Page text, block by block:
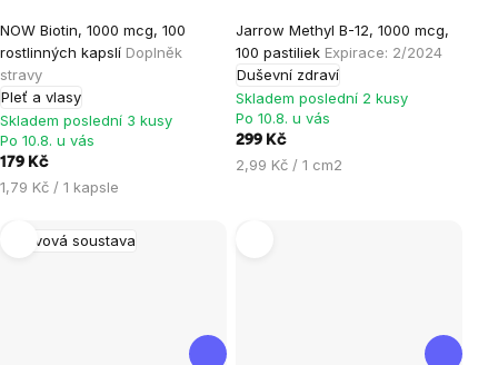
NOW Biotin, 1000 mcg, 100
rostlinných kapslí Doplněk
stravy
Pleť a vlasy
Skladem poslední 3 kusy
Po 10.8. u vás
179 Kč
Měrná
1,79 Kč / 1 kapsle
Jarrow Methyl B-12, 1000 mcg,
100 pastiliek Expirace: 2/2024
Duševní zdraví
hodnocení
produktu
je
0,0
z
5
Skladem poslední 2 kusy
Po 10.8. u vás
299 Kč
Měrná
2,99 Kč / 1 cm2
Nervová soustava